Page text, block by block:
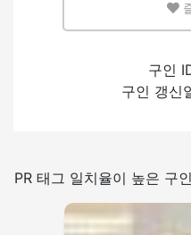
일본어를 쓰는 빈도
구인
구인 갱신
PR 태그 일치율이 높은 구